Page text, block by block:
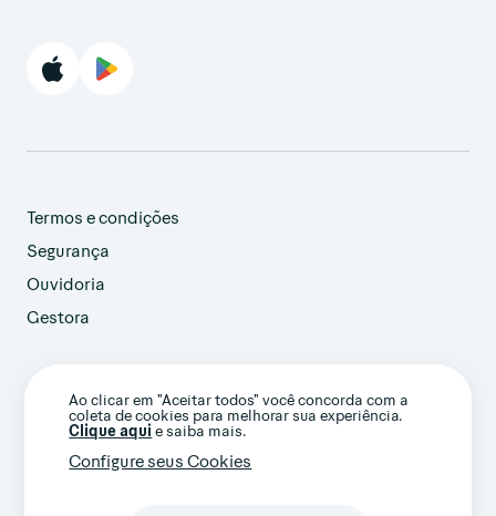
Ao clicar em "Aceitar todos" você concorda com a
coleta de cookies para melhorar sua experiência.
Clique aqui e saiba mais.
Configure seus Cookies
Termos e condições
Segurança
Ouvidoria
Gestora
customer@avenue.us
+1 786-220-7233
(Ligação internacional)